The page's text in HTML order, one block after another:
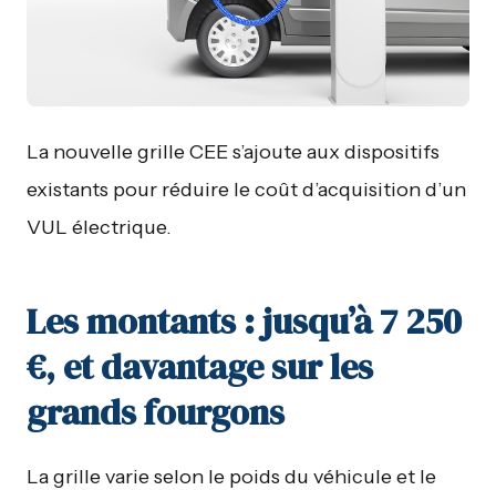
La nouvelle grille CEE s’ajoute aux dispositifs
existants pour réduire le coût d’acquisition d’un
VUL électrique.
Les montants : jusqu’à 7 250
€, et davantage sur les
grands fourgons
La grille varie selon le poids du véhicule et le